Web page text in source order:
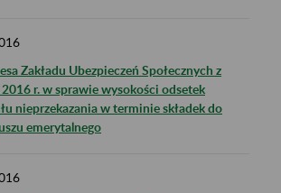
Zakładu Ubezpieczeń Społecznych z
r. w sprawie wysokości odsetek
nieprzekazania w terminie składek do
emerytalnego